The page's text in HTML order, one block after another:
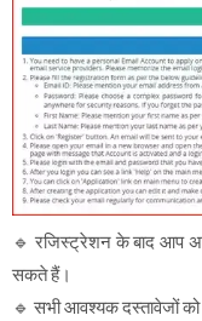
🔹 रजिस्ट्रेशन के बाद आप
सकते हैं।
🔹 सभी आवश्यक दस्तावेजों